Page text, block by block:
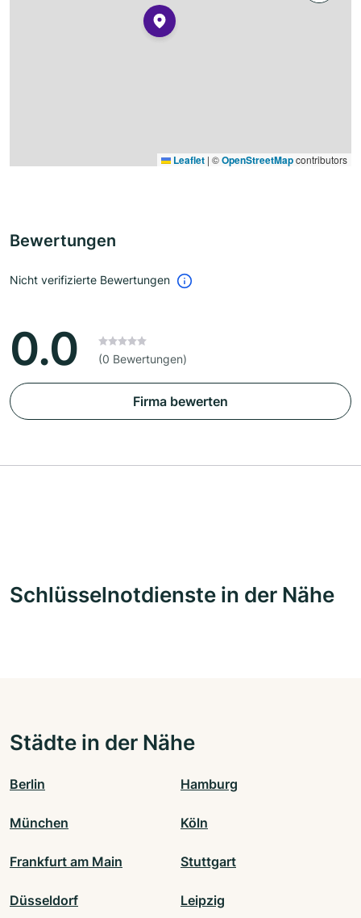
Leaflet | ©OpenStreetMapcontributors
Bewertungen
Nicht verifizierte Bewertungen
0.0 (0 Bewertungen)
Firma bewerten
Schlüsselnotdienste in der Nähe
Städte in der Nähe
Berlin Hamburg
München Köln
Frankfurt am Main Stuttgart
Düsseldorf Leipzig